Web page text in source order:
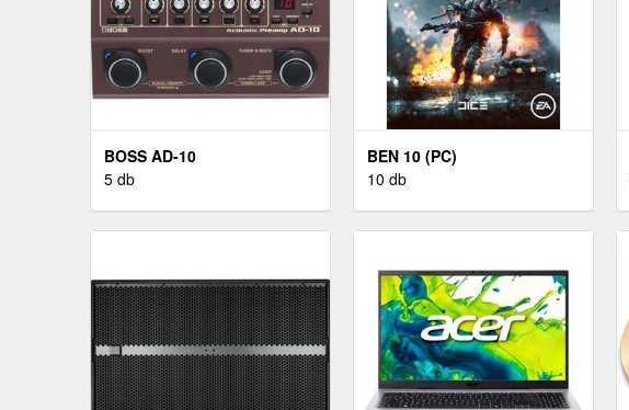
BOSS AD-10
5 db
BEN 10 (PC)
10 db